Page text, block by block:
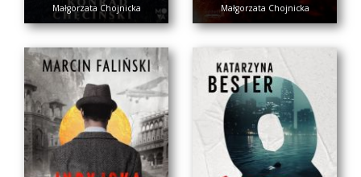
Małgorzata Chojnicka Małgorzata Chojnicka